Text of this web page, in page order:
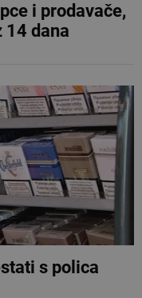
i prodavače,
14 dana
s polica